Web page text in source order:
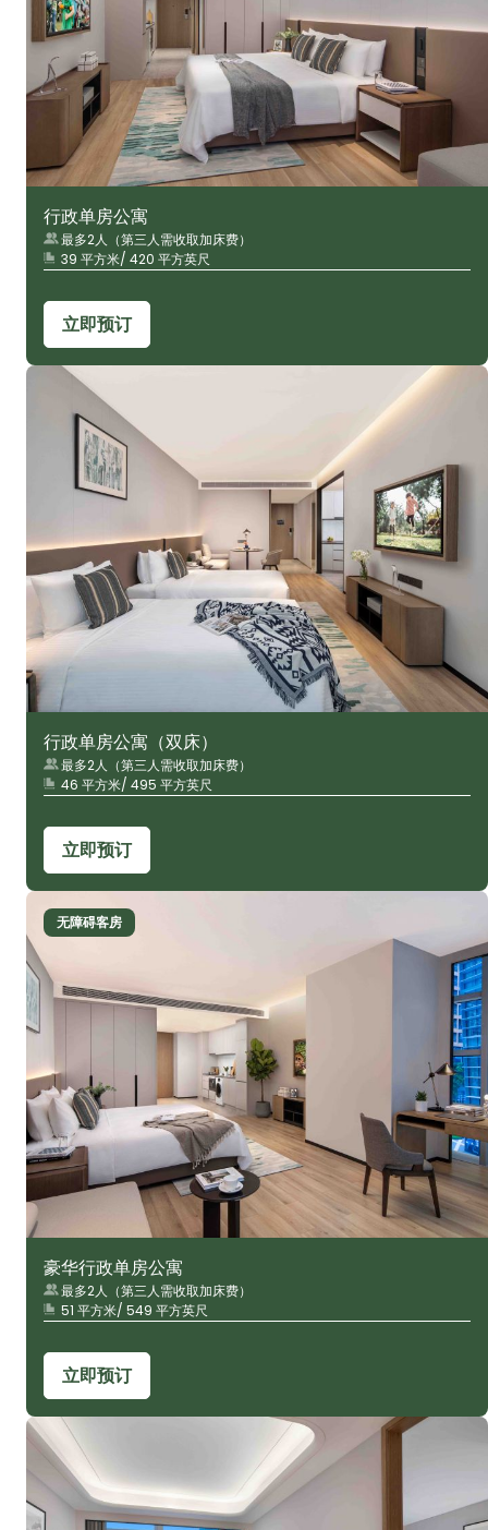
行政单房公寓
最多2人（第三人需收取加床费）
39 平方米/ 420 平方英尺
立即预订
行政单房公寓（双床）
最多2人（第三人需收取加床费）
46 平方米/ 495 平方英尺
立即预订
无障碍客房
豪华行政单房公寓
最多2人（第三人需收取加床费）
51 平方米/ 549 平方英尺
立即预订